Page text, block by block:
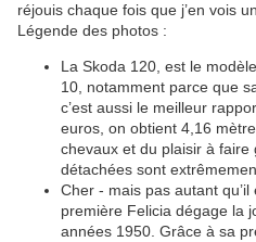
réjouis chaque fois que j’en vois
Légende des photos :
La Skoda 120, est le
10, notamment parce que
c’est aussi le meilleur
euros, on obtient 4,16
chevaux et du plaisir à faire
détachées sont
Cher - mais pas autant qu’il
première Felicia dégage la
années 1950. Grâce à sa